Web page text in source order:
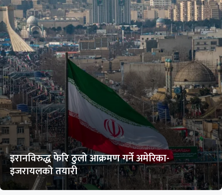
इरानविरुद्ध फेरि ठुलो आक्रमण गर्ने अमेरिका-
इजरायलको तयारी